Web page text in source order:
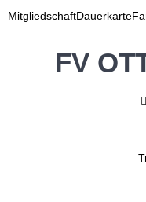
MitgliedschaftDauerkarte
FV